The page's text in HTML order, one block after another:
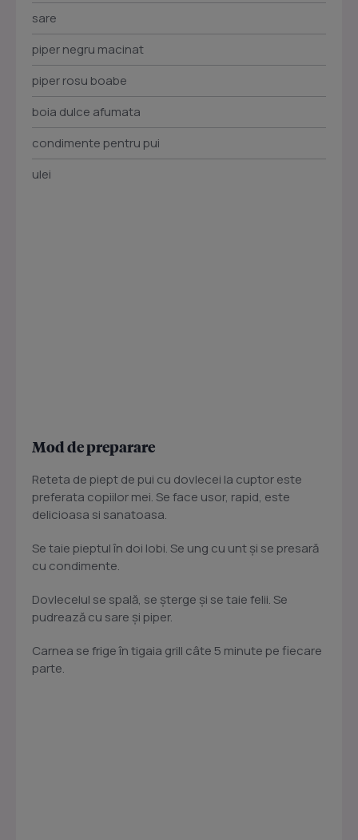
sare
piper negru macinat
piper rosu boabe
boia dulce afumata
condimente pentru pui
ulei
Mod de preparare
Reteta de piept de pui cu dovlecei la cuptor este
preferata copiilor mei. Se face usor, rapid, este
delicioasa si sanatoasa.
Se taie pieptul în doi lobi. Se ung cu unt şi se presară
cu condimente.
Dovlecelul se spală, se şterge şi se taie felii. Se
pudrează cu sare şi piper.
Carnea se frige în tigaia grill câte 5 minute pe fiecare
parte.